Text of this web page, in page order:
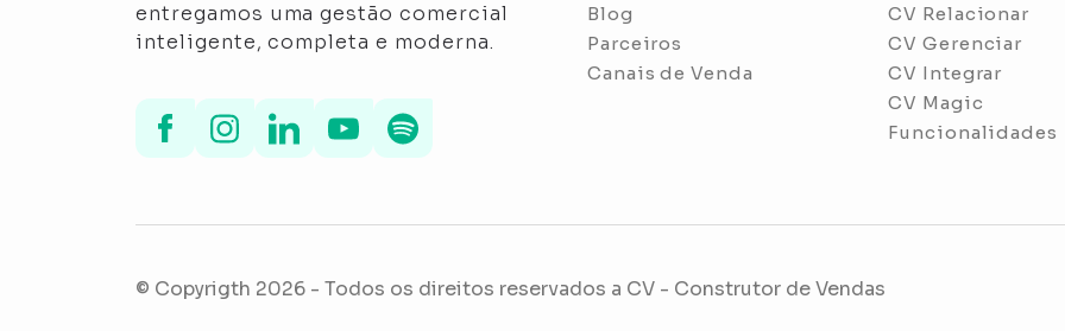
entregamos uma gestão comercial
inteligente, completa e moderna.
Blog
Parceiros
Canais de Venda
CV Relacionar
CV Gerenciar
CV Integrar
CV Magic
Funcionalidades
© Copyrigth 2026 - Todos os direitos reservados a CV - Construtor de Vendas